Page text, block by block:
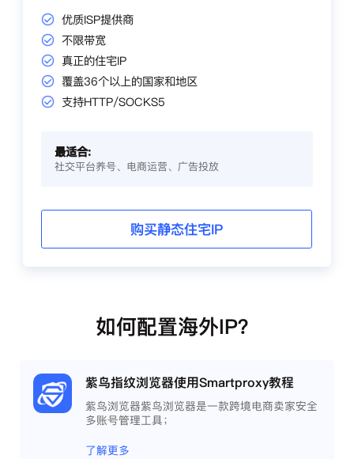
优质ISP提供商
不限带宽
真正的住宅IP
覆盖36个以上的国家和地区
支持HTTP/SOCKS5
最适合:
社交平台养号、电商运营、广告投放
购买静态住宅IP
如何配置海外IP？
紫鸟指纹浏览器使用Smartproxy教程
紫鸟浏览器紫鸟浏览器是一款跨境电商卖家安全
多账号管理工具；
了解更多